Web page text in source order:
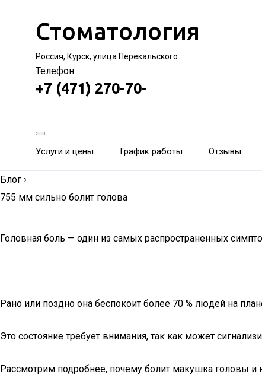
Стоматология
Россия, Курск, улица Перекальского
Телефон:
+7 (471) 270-70-
Услуги и цены График работы Отзывы
Блог ›
755 мм сильно болит голова
Головная боль — один из самых распространенных
Рано или поздно она беспокоит более 70 % людей на
Это состояние требует внимания, так как может
Рассмотрим подробнее, почему болит макушка головы и